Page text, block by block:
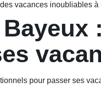
vacances inoubliables à
pour passer ses